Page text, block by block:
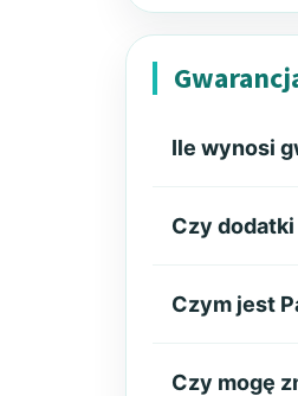
Ile wynosi
Czy
Czym jest
Czy mogę